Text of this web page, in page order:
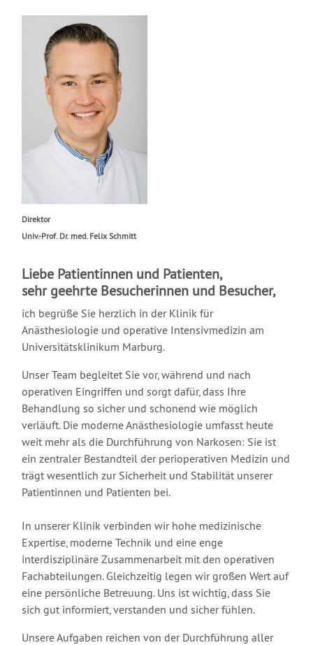
Direktor
Univ.-Prof. Dr. med. Felix Schmitt
Liebe Patientinnen und Patienten,
sehr geehrte Besucherinnen und Besucher,
ich begrüße Sie herzlich in der Klinik für
Anästhesiologie und operative Intensivmedizin am
Universitätsklinikum Marburg.
Unser Team begleitet Sie vor, während und nach
operativen Eingriffen und sorgt dafür, dass Ihre
Behandlung so sicher und schonend wie möglich
verläuft. Die moderne Anästhesiologie umfasst heute
weit mehr als die Durchführung von Narkosen: Sie ist
ein zentraler Bestandteil der perioperativen Medizin und
trägt wesentlich zur Sicherheit und Stabilität unserer
Patientinnen und Patienten bei.
In unserer Klinik verbinden wir hohe medizinische
Expertise, moderne Technik und eine enge
interdisziplinäre Zusammenarbeit mit den operativen
Fachabteilungen. Gleichzeitig legen wir großen Wert auf
eine persönliche Betreuung. Uns ist wichtig, dass Sie
sich gut informiert, verstanden und sicher fühlen.
Unsere Aufgaben reichen von der Durchführung aller